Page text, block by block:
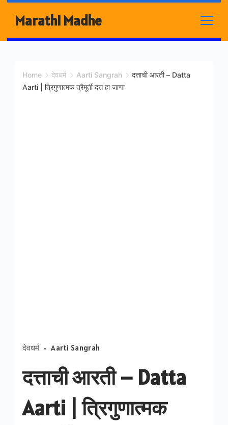
content
Marathi Madhe
Home देवधर्म Aarti Sangrah
दत्ताची आरती – Datta
Aarti | त्रिगुणात्मक त्रैमूर्ती दत्त हा जाणा
देवधर्म Aarti Sangrah
दत्ताची आरती – Datta
Aarti | त्रिगुणात्मक